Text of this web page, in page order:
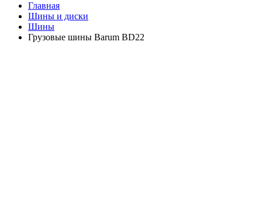
Главная
Шины и диски
Шины
Грузовые шины Barum BD22